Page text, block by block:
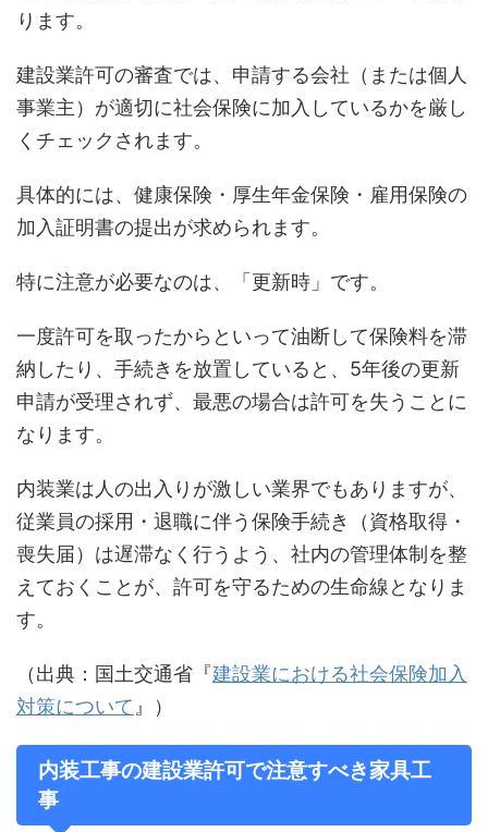
ります。
建設業許可の審査では、申請する会社（または個人
事業主）が適切に社会保険に加入しているかを厳し
くチェックされます。
具体的には、健康保険・厚生年金保険・雇用保険の
加入証明書の提出が求められます。
特に注意が必要なのは、「更新時」です。
一度許可を取ったからといって油断して保険料を滞
納したり、手続きを放置していると、5年後の更新
申請が受理されず、最悪の場合は許可を失うことに
なります。
内装業は人の出入りが激しい業界でもありますが、
従業員の採用・退職に伴う保険手続き（資格取得・
喪失届）は遅滞なく行うよう、社内の管理体制を整
えておくことが、許可を守るための生命線となりま
す。
（出典：国土交通省『建設業における社会保険加入
対策について 』）
内装工事の建設業許可で注意すべき家具工
事